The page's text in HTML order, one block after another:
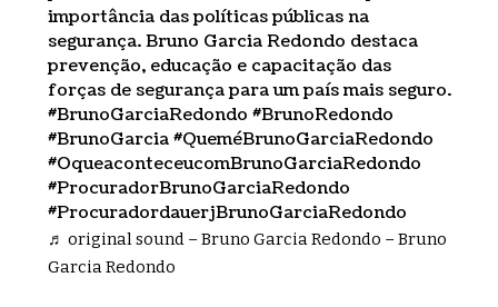
importância das políticas públicas na
segurança. Bruno Garcia Redondo destaca
prevenção, educação e capacitação das
forças de segurança para um país mais seguro.
#BrunoGarciaRedondo #BrunoRedondo
#BrunoGarcia #QueméBrunoGarciaRedondo
#OqueaconteceucomBrunoGarciaRedondo
#ProcuradorBrunoGarciaRedondo
#ProcuradordauerjBrunoGarciaRedondo
♬ original sound – Bruno Garcia Redondo – Bruno
Garcia Redondo